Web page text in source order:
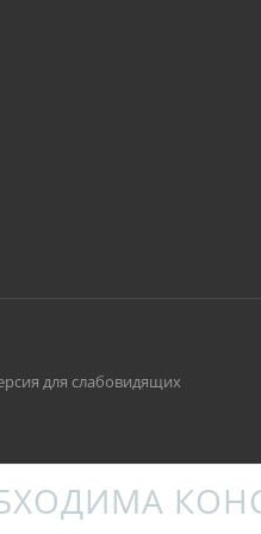
для слабовидящих